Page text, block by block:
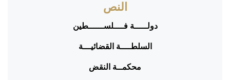
النص
دولـــــة فــــلســــــطين
السلطــــة القضائيـــة
محكمــة النقض